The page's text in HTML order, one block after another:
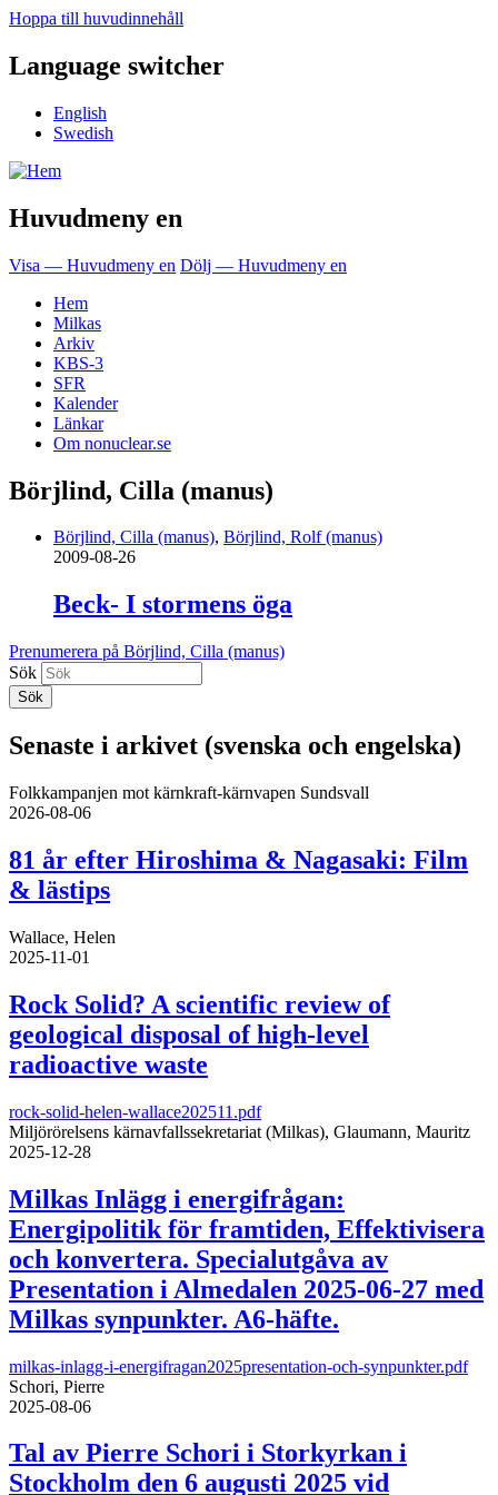
Hoppa till huvudinnehåll
Language switcher
English
Swedish
Huvudmeny en
Visa — Huvudmeny en Dölj — Huvudmeny en
Hem
Milkas
Arkiv
KBS-3
SFR
Kalender
Länkar
Om nonuclear.se
Börjlind, Cilla (manus)
Börjlind, Cilla (manus), Börjlind, Rolf (manus)
2009-08-26
Beck- I stormens öga
Prenumerera på Börjlind, Cilla (manus)
Sök
Senaste i arkivet (svenska och engelska)
Folkkampanjen mot kärnkraft-kärnvapen Sundsvall
2026-08-06
81 år efter Hiroshima & Nagasaki: Film
& lästips
Wallace, Helen
2025-11-01
Rock Solid? A scientific review of
geological disposal of high-level
radioactive waste
rock-solid-helen-wallace202511.pdf
Miljörörelsens kärnavfallssekretariat (Milkas), Glaumann, Mauritz
2025-12-28
Milkas Inlägg i energifrågan:
Energipolitik för framtiden, Effektivisera
och konvertera. Specialutgåva av
Presentation i Almedalen 2025-06-27 med
Milkas synpunkter. A6-häfte.
milkas-inlagg-i-energifragan2025presentation-och-synpunkter.pdf
Schori, Pierre
2025-08-06
Tal av Pierre Schori i Storkyrkan i
Stockholm den 6 augusti 2025 vid